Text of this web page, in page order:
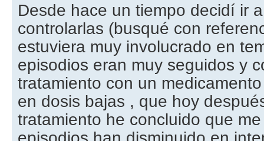
Desde hace un tiempo decidí ir
controlarlas (busqué con
estuviera muy involucrado en
episodios eran muy seguidos y
tratamiento con un
en dosis bajas , que hoy
tratamiento he concluido que